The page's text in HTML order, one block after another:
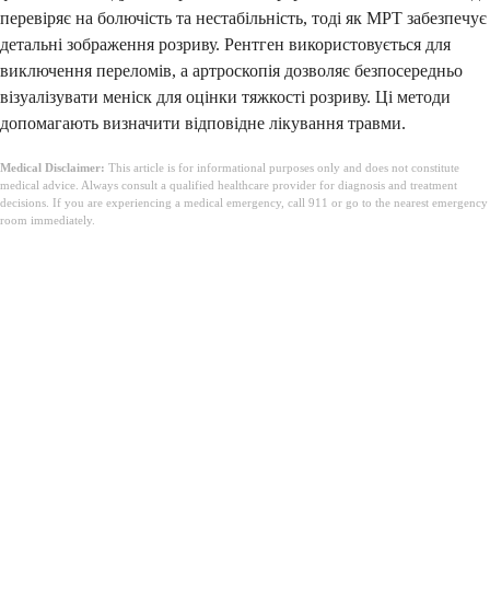
перевіряє на болючість та нестабільність, тоді як МРТ забезпечує
детальні зображення розриву. Рентген використовується для
виключення переломів, а артроскопія дозволяє безпосередньо
візуалізувати меніск для оцінки тяжкості розриву. Ці методи
допомагають визначити відповідне лікування травми.
Medical Disclaimer: This article is for informational purposes only and does not constitute
medical advice. Always consult a qualified healthcare provider for diagnosis and treatment
decisions. If you are experiencing a medical emergency, call 911 or go to the nearest emergency
room immediately.